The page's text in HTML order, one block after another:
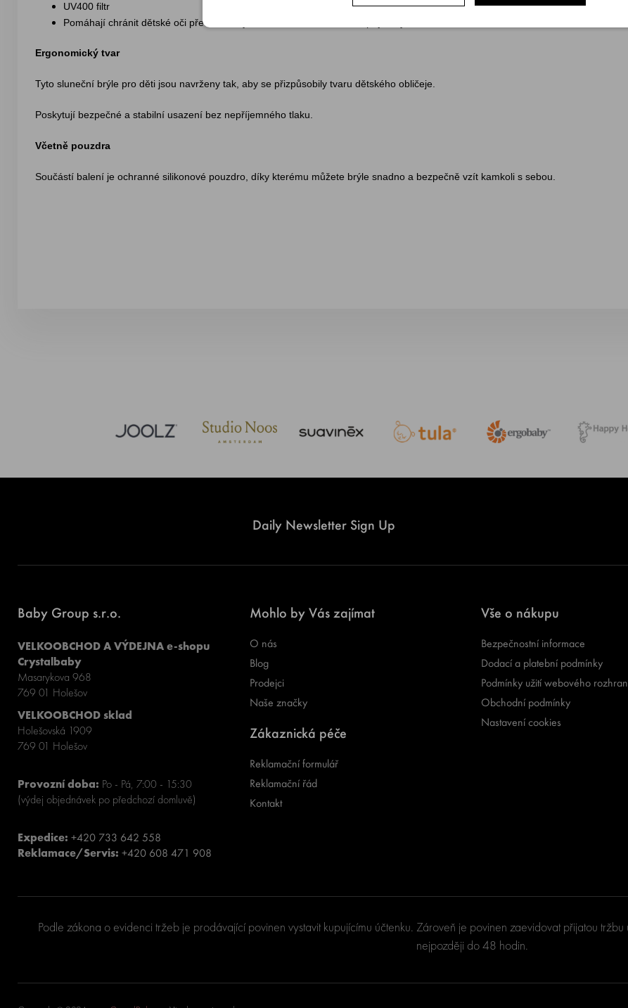
UV400 filtr
Pomáhají chránit dětské oči před škodlivým slunečním zářením a nepříjemným oslněním.
Ergonomický tvar
Tyto sluneční brýle pro děti jsou navrženy tak, aby se přizpůsobily tvaru dětského obličeje.
Poskytují bezpečné a stabilní usazení bez nepříjemného tlaku.
Včetně pouzdra
Součástí balení je ochranné silikonové pouzdro, díky kterému můžete brýle snadno a bezpečně vzít kamkoli s sebou.
Daily Newsletter Sign Up
Baby Group s.r.o.
VELKOOBCHOD A VÝDEJNA e-shopu
Crystalbaby
Masarykova 968
769 01 Holešov
VELKOOBCHOD sklad
Holešovská 1909
769 01 Holešov
Provozní doba: Po - Pá, 7:00 - 15:30
(výdej objednávek po předchozí domluvě)
Expedice: +420 733 642 558
Reklamace/Servis: +420 608 471 908
Mohlo by Vás zajímat
O nás
Blog
Prodejci
Naše značky
Zákaznická péče
Reklamační formulář
Reklamační řád
Kontakt
Vše o nákupu
Bezpečnostní informace
Dodací a platební podmínky
Podmínky užití webového
Obchodní podmínky
Nastavení cookies
Podle zákona o evidenci tržeb je prodávající povinen vystavit kupujícímu účtenku. Zároveň je povinen zaevidovat přijatou
nejpozději do 48 hodin.